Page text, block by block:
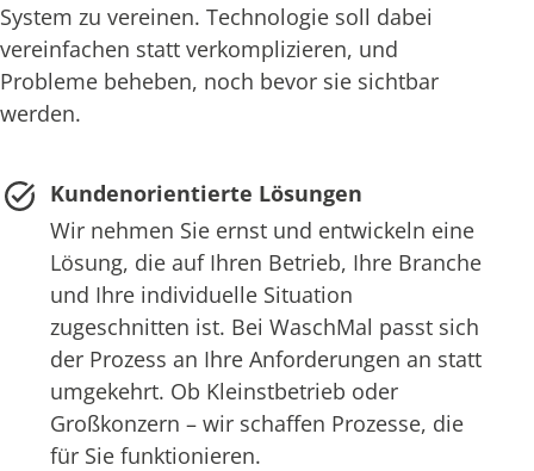
System zu vereinen. Technologie soll dabei
vereinfachen statt verkomplizieren, und
Probleme beheben, noch bevor sie sichtbar
werden.
Kundenorientierte Lösungen
Wir nehmen Sie ernst und entwickeln eine
Lösung, die auf Ihren Betrieb, Ihre Branche
und Ihre individuelle Situation
zugeschnitten ist. Bei WaschMal passt sich
der Prozess an Ihre Anforderungen an statt
umgekehrt. Ob Kleinstbetrieb oder
Großkonzern – wir schaffen Prozesse, die
für Sie funktionieren.